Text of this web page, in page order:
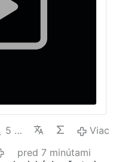
5 tis.
Viac
pred 7 minútami